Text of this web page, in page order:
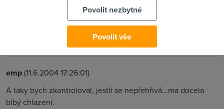
(11.6.2004 16:11:12)
Zkus ten modem u někoho jiného nebo si sežeň na zkoušku
jinej modem ke svýmu PC a uvidíš.
emp(11.6.2004 17:26:01)
A taky bych zkontroloval, jestli se nepřehřívá...má docela
blbý chlazení.
Povolit nezbytné
Povolit vše